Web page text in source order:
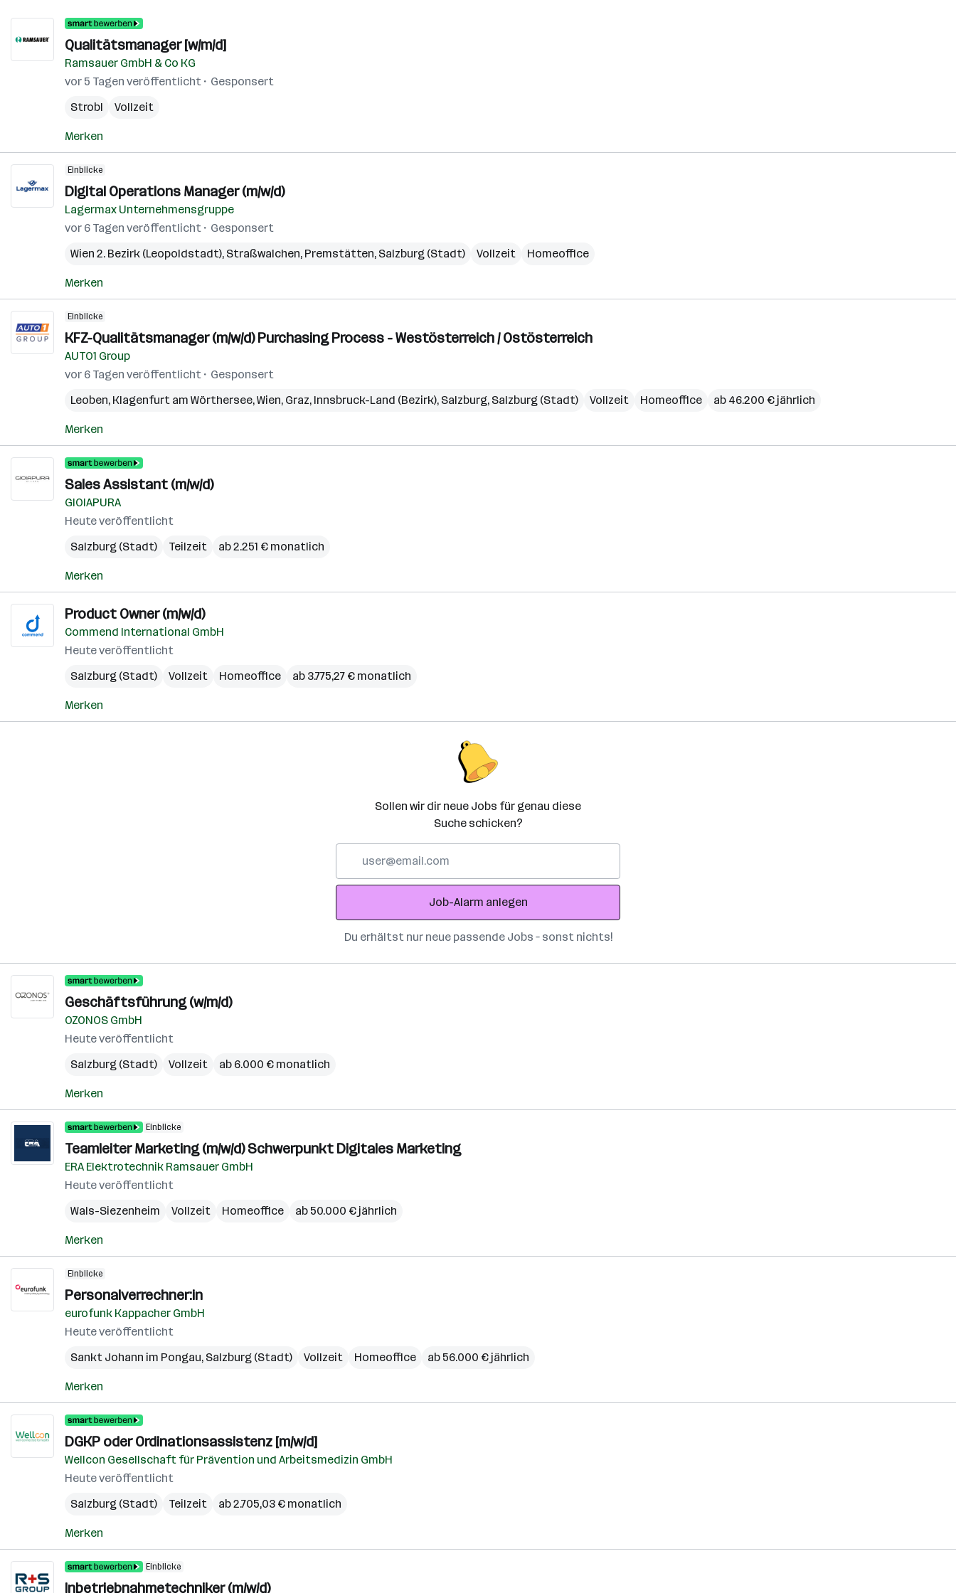
Qualitätsmanager [w/m/d]
Ramsauer GmbH & Co KG
vor 5 Tagen veröffentlicht
Gesponsert
Strobl
Vollzeit
Merken
Einblicke
Digital Operations Manager (m/w/d)
Lagermax Unternehmensgruppe
vor 6 Tagen veröffentlicht
Gesponsert
Wien 2. Bezirk (Leopoldstadt), Straßwalchen, Premstätten, Salzburg (Stadt) Vollzeit Homeoffice
Merken
Einblicke
KFZ-Qualitätsmanager (m/w/d) Purchasing Process - Westösterreich / Ostösterreich
AUTO1 Group
vor 6 Tagen veröffentlicht
Gesponsert
Leoben, Klagenfurt am Wörthersee,Wien, Graz, Innsbruck-Land (Bezirk), Salzburg, Salzburg (Stadt) Vollzeit Homeoffice ab 46.200 € jährlich
Merken
Sales Assistant (m/w/d)
GIOIAPURA
Heute veröffentlicht
Salzburg (Stadt)
Teilzeit ab 2.251 € monatlich
Merken
Product Owner (m/w/d)
Commend International GmbH
Heute veröffentlicht
Salzburg (Stadt)
Vollzeit Homeoffice ab 3.775,27 € monatlich
Merken
Sollen wir dir neue Jobs für genau diese
Suche schicken?
Adresse
Job-Alarm anlegen
Du erhältst nur neue passende Jobs – sonst nichts!
Geschäftsführung (w/m/d)
OZONOS GmbH
Heute veröffentlicht
Salzburg (Stadt)
Vollzeit ab 6.000 € monatlich
Merken
Einblicke
Teamleiter Marketing (m/w/d) Schwerpunkt Digitales Marketing
ERA Elektrotechnik Ramsauer GmbH
Heute veröffentlicht
Wals-Siezenheim
Vollzeit Homeoffice ab 50.000 € jährlich
Merken
Einblicke
Personalverrechner:in
eurofunk Kappacher GmbH
Heute veröffentlicht
Sankt Johann im Pongau, Salzburg (Stadt) Vollzeit Homeoffice ab 56.000 € jährlich
Merken
DGKP oder Ordinationsassistenz [m/w/d]
Wellcon Gesellschaft für Prävention und Arbeitsmedizin GmbH
Heute veröffentlicht
Salzburg (Stadt)
Teilzeit ab 2.705,03 € monatlich
Merken
Einblicke
Inbetriebnahmetechniker (m/w/d)